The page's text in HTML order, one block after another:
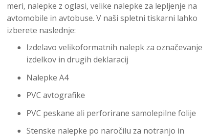
meri, nalepke z oglasi, velike nalepke za lepljenje na
avtomobile in avtobuse. V naši spletni tiskarni lahko
izberete naslednje:
Izdelavo velikoformatnih nalepk za označevanje
izdelkov in drugih deklaracij
Nalepke A4
PVC avtografike
PVC peskane ali perforirane samolepilne folije
Stenske nalepke po naročilu za notranjo in